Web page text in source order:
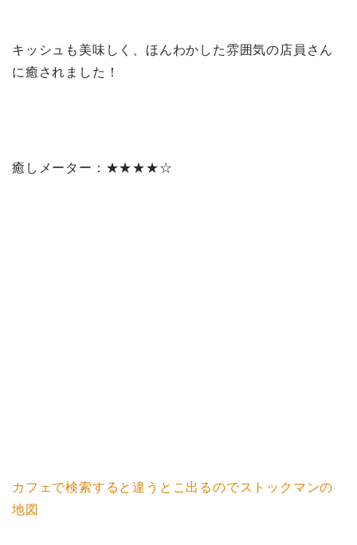
キッシュも美味しく、ほんわかした雰囲気の店員さん
に癒されました！
癒しメーター：★★★★☆
カフェで検索すると違うとこ出るのでストックマンの
地図